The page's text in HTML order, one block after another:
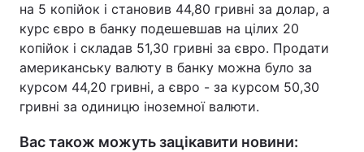
на 5 копійок і становив 44,80 гривні за долар, а
курс євро в банку подешевшав на цілих 20
копійок і складав 51,30 гривні за євро. Продати
американську валюту в банку можна було за
курсом 44,20 гривні, а євро - за курсом 50,30
гривні за одиницю іноземної валюти.
Вас також можуть зацікавити новини: